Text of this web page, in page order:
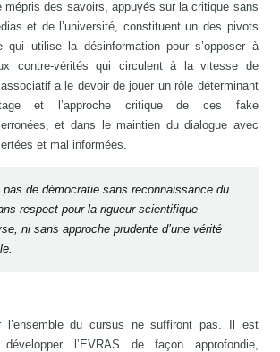
mépris des savoirs, appuyés sur la critique sans
et de l’université, constituent un des pivots
qui utilise la désinformation pour s’opposer à
contre-vérités qui circulent à la vitesse de
associatif a le devoir de jouer un rôle déterminant
et l’approche critique de ces fake
et dans le maintien du dialogue avec
et mal informées.
pas de démocratie sans reconnaissance du
respect pour la rigueur scientifique
ni sans approche prudente d’une vérité
l’ensemble du cursus ne suffiront pas. Il est
l’EVRAS de façon approfondie,